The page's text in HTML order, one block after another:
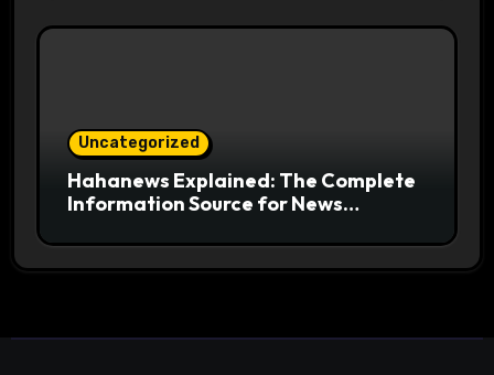
Uncategorized
Hahanews Explained: The Complete
Information Source for News